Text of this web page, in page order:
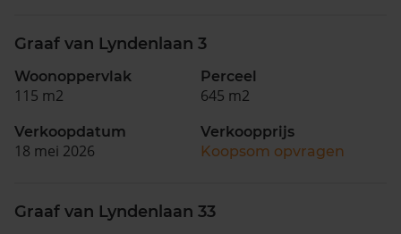
Graaf van Lyndenlaan 3
Woonoppervlak
115 m2
Perceel
645 m2
Verkoopdatum
18 mei 2026
Verkoopprijs
Koopsom opvragen
Graaf van Lyndenlaan 33